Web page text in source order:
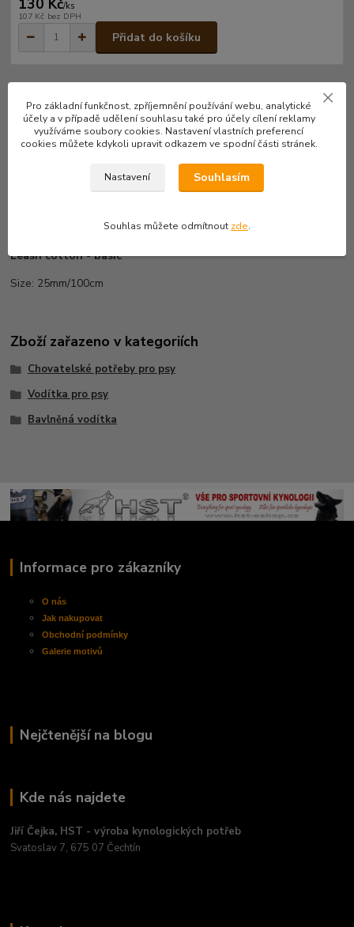
130 Kč/ks
107 Kč bez DPH
Přidat do košíku
Kompletní specifikace
Bavlněné vodítko - jednoduché
Leash cotton - basic
Size: 25mm/100cm
Zboží zařazeno v kategoriích
Chovatelské potřeby pro psy
Vodítka pro psy
Bavlněná vodítka
Informace pro zákazníky
O nás
Jak nakupovat
Obchodnípodmínky
Galerie motivů
Nejčtenější na blogu
Kde nás najdete
Jiří Čejka, HST - výroba kynologických potřeb
Svatoslav 7, 675 07 Čechtín
Pro základní funkčnost, zpříjemnění používání webu, analytické
účely a v případě udělení souhlasu také pro účely cílení reklamy
využíváme soubory cookies. Nastavení vlastních preferencí
cookies můžete kdykoli upravit odkazem ve spodní části stránek.
Nastavení Souhlasím
Souhlas můžete odmítnout zde.